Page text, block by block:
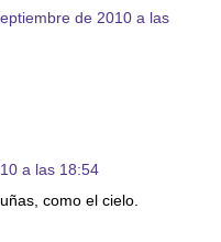
de 2010 a las
a las 18:54
como el cielo.